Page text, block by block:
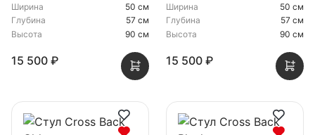
Ширина
50 см
Глубина
57 см
Высота
90 см
15 500 ₽
Ширина
50 см
Глубина
57 см
Высота
90 см
15 500 ₽